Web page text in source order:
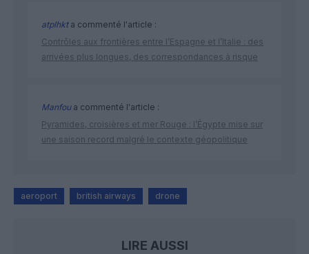
atplhkta commenté l'article :
Contrôles aux frontières entre l’Espagne et l’Italie : des
arrivées plus longues, des correspondances à risque
Manfoua commenté l'article :
Pyramides, croisières et mer Rouge : l’Égypte mise sur
une saison record malgré le contexte géopolitique
aeroport british airways drone
LIRE AUSSI